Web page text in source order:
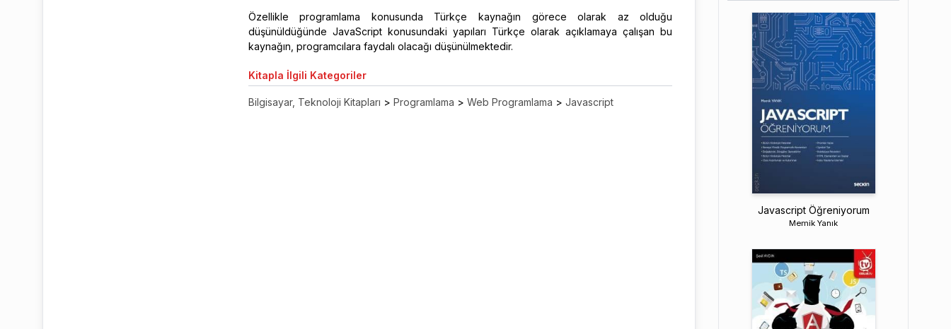
Özellikle programlama konusunda Türkçe kaynağın görece olarak az olduğu
düşünüldüğünde JavaScript konusundaki yapıları Türkçe olarak açıklamaya çalışan bu
kaynağın, programcılara faydalı olacağı düşünülmektedir.
Kitapla İlgili Kategoriler
Bilgisayar, Teknoloji Kitapları > Programlama > Web Programlama > Javascript
Javascript Öğreniyorum
Memik Yanık